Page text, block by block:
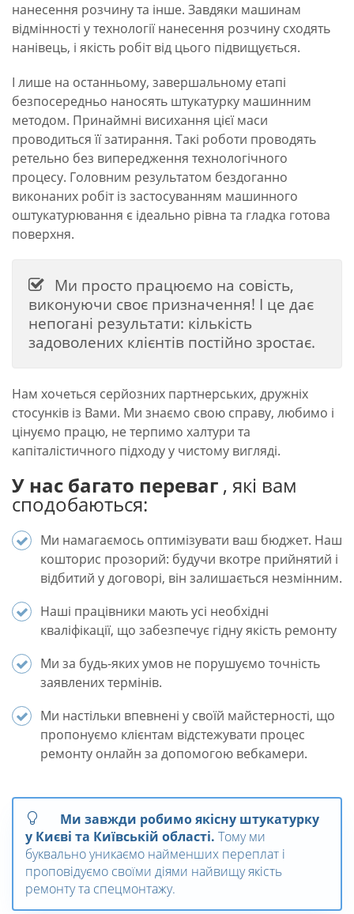
нанесення розчину та інше. Завдяки машинам
відмінності у технології нанесення розчину сходять
нанівець, і якість робіт від цього підвищується.
І лише на останньому, завершальному етапі
безпосередньо наносять штукатурку машинним
методом. Принаймні висихання цієї маси
проводиться її затирання. Такі роботи проводять
ретельно без випередження технологічного
процесу. Головним результатом бездоганно
виконаних робіт із застосуванням машинного
оштукатурювання є ідеально рівна та гладка готова
поверхня.
Ми просто працюємо на совість,
виконуючи своє призначення! І це дає
непогані результати: кількість
задоволених клієнтів постійно зростає.
Нам хочеться серйозних партнерських, дружніх
стосунків із Вами. Ми знаємо свою справу, любимо і
цінуємо працю, не терпимо халтури та
капіталістичного підходу у чистому вигляді.
У нас багато переваг , які вам
сподобаються:
Ми намагаємось оптимізувати ваш бюджет. Наш
кошторис прозорий: будучи вкотре прийнятий і
відбитий у договорі, він залишається незмінним.
Наші працівники мають усі необхідні
кваліфікації, що забезпечує гідну якість ремонту
Ми за будь-яких умов не порушуємо точність
заявлених термінів.
Ми настільки впевнені у своїй майстерності, що
пропонуємо клієнтам відстежувати процес
ремонту онлайн за допомогою вебкамери.
Ми завжди робимо якісну штукатурку
у Києві та Київській області. Тому ми
буквально уникаємо найменших переплат і
проповідуємо своїми діями найвищу якість
ремонту та спецмонтажу.